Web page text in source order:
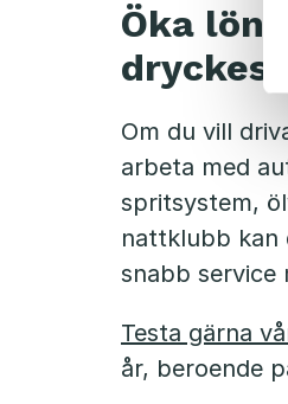
Öka
Om du vill
arbeta med
spritsystem,
nattklubb kan
snabb service
Testa gärna
år, beroende